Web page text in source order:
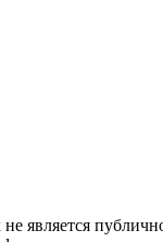
является